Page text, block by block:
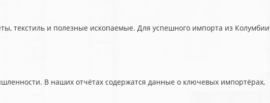
текстиль и полезные ископаемые. Для успешного импорта из Колумбии
В наших отчётах содержатся данные о ключевых импортёрах,